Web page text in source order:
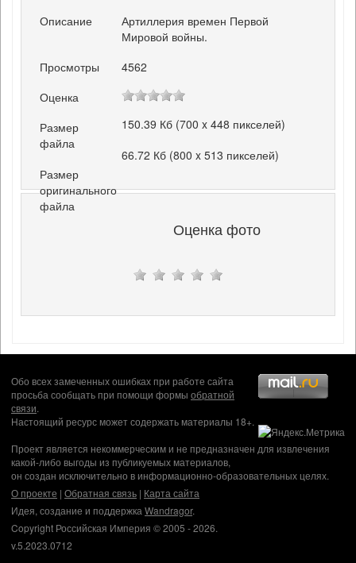
Описание
Артиллерия времен Первой
Мировой войны.
Просмотры
4562
Оценка
Размер
файла
150.39 Кб (700 x 448 пикселей)
Размер
оригинального
файла
66.72 Кб (800 x 513 пикселей)
Оценка фото
Обо всех замеченных ошибках при работе сайта
просьба сообщать при помощи формы обратной
связи.
Настоящий ресурс может содержать материалы 18+.
Проект является некоммерческим и не предназначен для извлечения
какой-либо выгоды из публикуемых материалов,
он создан исключительно в информационно-образовательных целях.
О проекте | Обратная связь | Карта сайта
Идея, создание и поддержка Wandragor.
Copyright Российская Империя © 2005 - 2026.
v.5.2023.0712